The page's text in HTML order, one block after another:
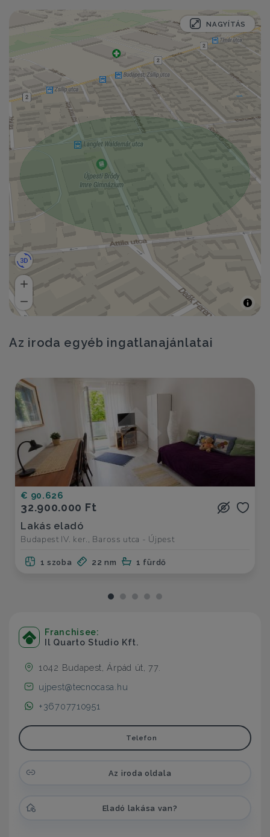
NAGYÍTÁS
Az iroda egyéb ingatlanajánlatai
€ 90.626
32.900.000 Ft
Lakás eladó
Budapest IV. ker., Baross utca - Újpest
1 szoba 22 nm 1 fürdő
Franchisee:
Il Quarto Studio Kft.
1042 Budapest, Árpád út, 77.
ujpest@tecnocasa.hu
+36707710951
Telefon
Az iroda oldala
Eladó lakása van?